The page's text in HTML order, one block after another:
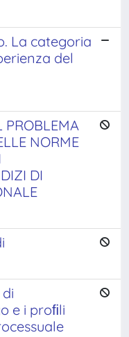
La categoria
del
PROBLEMA
NORME
DI
e i proﬁli